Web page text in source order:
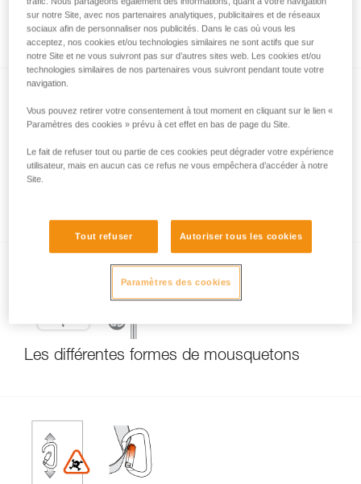
L’essentiel à propos des mousquetons
Les systèmes de verrouillage de
Les différentes formes de mousquetons
sur notre Site, avec nos partenaires analytiques, publicitaires et de réseaux
sociaux afin de personnaliser nos publicités. Dans le cas où vous les
acceptez, nos cookies et/ou technologies similaires ne sont actifs que sur
notre Site et ne vous suivront pas sur d’autres sites web. Les cookies et/ou
technologies similaires de nos partenaires vous suivront pendant toute votre
navigation.
Vous pouvez retirer votre consentement à tout moment en cliquant sur le lien «
Paramètres des cookies » prévu à cet effet en bas de page du Site.
Le fait de refuser tout ou partie de ces cookies peut dégrader votre expérience
utilisateur, mais en aucun cas ce refus ne vous empêchera d’accéder à notre
Site.
Tout refuser Autoriser tous les cookies
Paramètres des cookies